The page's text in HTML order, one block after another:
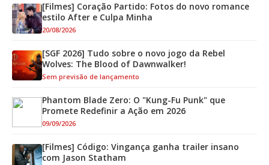
[Filmes] Coração Partido: Fotos do novo romance
estilo After e Culpa Minha
20/08/2026
[SGF 2026] Tudo sobre o novo jogo da Rebel
Wolves: The Blood of Dawnwalker!
Sem previsão de lançamento
Phantom Blade Zero: O "Kung-Fu Punk" que
Promete Redefinir a Ação em 2026
09/09/2026
[Filmes] Código: Vingança ganha trailer insano
com Jason Statham